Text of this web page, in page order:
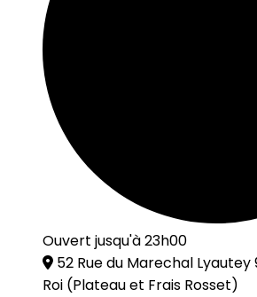
Ouvert jusqu'à 23h00
52 Rue du Marechal
Roi (Plateau et Frais Rosset)